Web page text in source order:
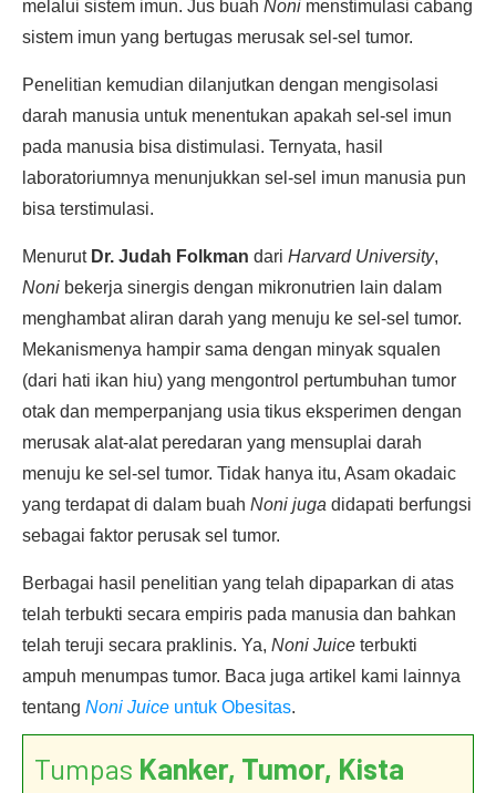
melalui sistem imun. Jus buah Noni menstimulasi cabang
sistem imun yang bertugas merusak sel-sel tumor.
Penelitian kemudian dilanjutkan dengan mengisolasi
darah manusia untuk menentukan apakah sel-sel imun
pada manusia bisa distimulasi. Ternyata, hasil
laboratoriumnya menunjukkan sel-sel imun manusia pun
bisa terstimulasi.
MenurutDr. Judah Folkman dari Harvard University,
Noni bekerja sinergis dengan mikronutrien lain dalam
menghambat aliran darah yang menuju ke sel-sel tumor.
Mekanismenya hampir sama dengan minyak squalen
(dari hati ikan hiu) yang mengontrol pertumbuhan tumor
otak dan memperpanjang usia tikus eksperimen dengan
merusak alat-alat peredaran yang mensuplai darah
menuju ke sel-sel tumor. Tidak hanya itu, Asam okadaic
yang terdapat di dalam buah Noni juga didapati berfungsi
sebagai faktor perusak sel tumor.
Berbagai hasil penelitian yang telah dipaparkan di atas
telah terbukti secara empiris pada manusia dan bahkan
telah teruji secara praklinis. Ya, Noni Juice terbukti
ampuh menumpas tumor. Baca juga artikel kami lainnya
tentang Noni Juice untuk Obesitas.
Tumpas Kanker, Tumor, Kista